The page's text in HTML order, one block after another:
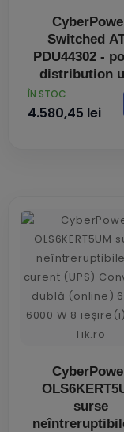
Switched
PDU44302 -
distribution
PRET
ÎN STOC
4.580,45 lei
surse